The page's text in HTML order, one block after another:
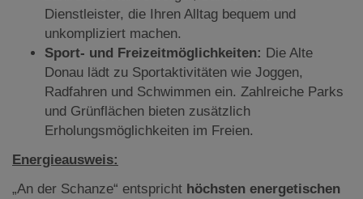
Dienstleister, die Ihren Alltag bequem und
unkompliziert machen.
Sport- und Freizeitmöglichkeiten: Die Alte
Donau lädt zu Sportaktivitäten wie Joggen,
Radfahren und Schwimmen ein. Zahlreiche Parks
und Grünflächen bieten zusätzlich
Erholungsmöglichkeiten im Freien.
Energieausweis:
„An der Schanze“ entspricht höchsten energetischen